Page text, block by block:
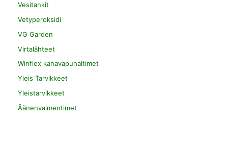
Vesitankit
Vetyperoksidi
VG Garden
Virtalähteet
Winflex kanavapuhaltimet
Yleis Tarvikkeet
Yleistarvikkeet
Äänenvaimentimet